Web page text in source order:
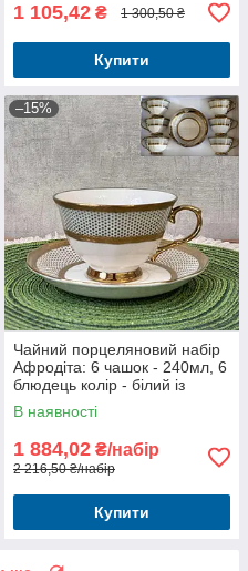
1 105,42 ₴ 1 300,50 ₴
Купити
–15%
Чайний порцеляновий набір
Афродіта: 6 чашок - 240мл, 6
блюдець колір - білий із
золотом
В наявності
1 884,02 ₴/набір
2 216,50 ₴/набір
Купити